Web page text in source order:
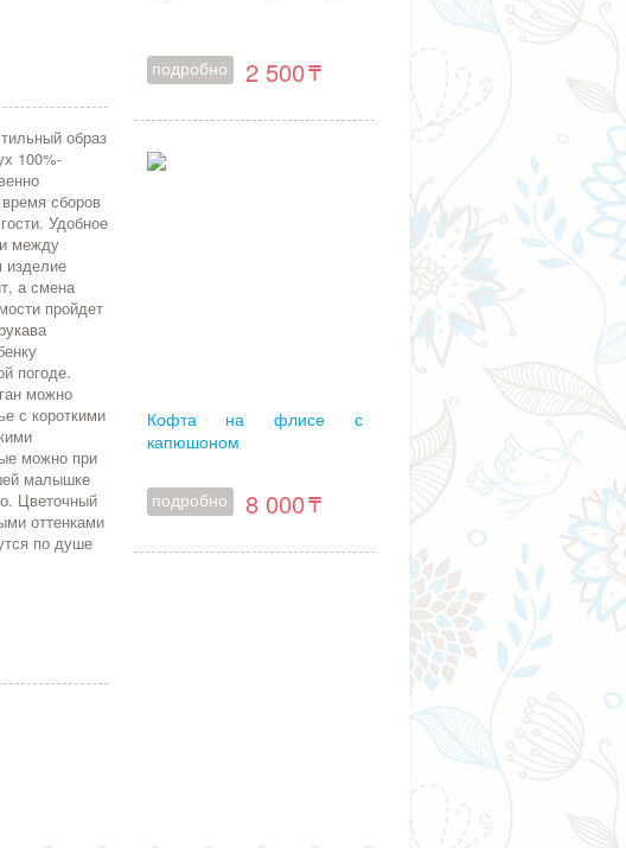
образ
100%-
сборов
Удобное
между
изделие
а смена
пройдет
погоде.
можно
с короткими
можно при
малышке
Цветочный
оттенками
по душе
подробно 2 500
Кофта на флисе с
капюшоном
подробно 8 000